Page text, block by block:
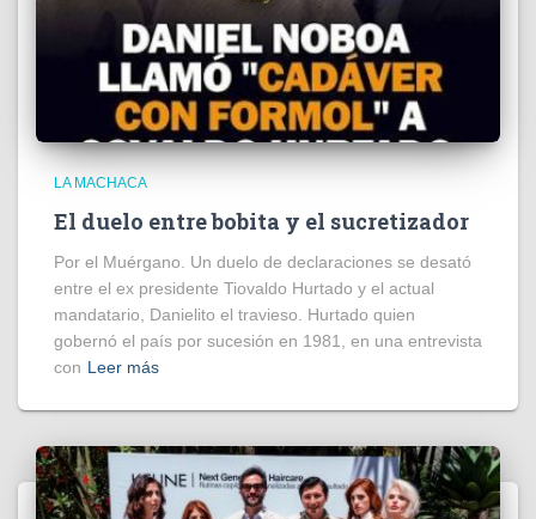
LA MACHACA
El duelo entre bobita y el sucretizador
Por el Muérgano. Un duelo de declaraciones se desató
entre el ex presidente Tiovaldo Hurtado y el actual
mandatario, Danielito el travieso. Hurtado quien
gobernó el país por sucesión en 1981, en una entrevista
con Leer más